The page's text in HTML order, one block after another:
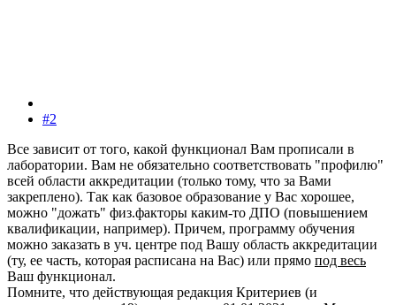
#2
Все зависит от того, какой функционал Вам прописали в
лаборатории. Вам не обязательно соответствовать "профилю"
всей области аккредитации (только тому, что за Вами
закреплено). Так как базовое образование у Вас хорошее,
можно "дожать" физ.факторы каким-то ДПО (повышением
квалификации, например). Причем, программу обучения
можно заказать в уч. центре под Вашу область аккредитации
(ту, ее часть, которая расписана на Вас) или прямо под весь
Ваш функционал.
Помните, что действующая редакция Критериев (и